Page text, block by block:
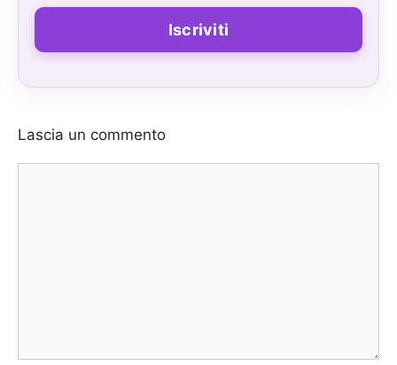
Lascia un commento